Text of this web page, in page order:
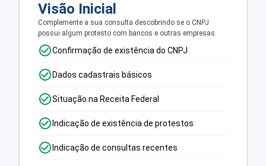
Visão Inicial
Complemente a sua consulta descobrindo se o CNPJ
possui algum protesto com bancos e outras empresas.
Confirmação de existência do CNPJ
Dados cadastrais básicos
Situação na Receita Federal
Indicação de existência de protestos
Indicação de consultas recentes